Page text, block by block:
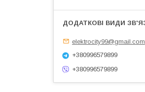
elektrocity99@gmail.com
+380996579899
+380996579899